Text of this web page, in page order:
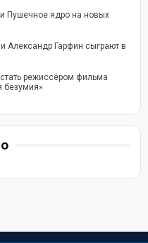
Пушечное ядро на новых
Александр Гарфин сыграют в
режиссёром фильма
безумия»